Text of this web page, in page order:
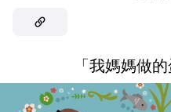
「我媽媽做